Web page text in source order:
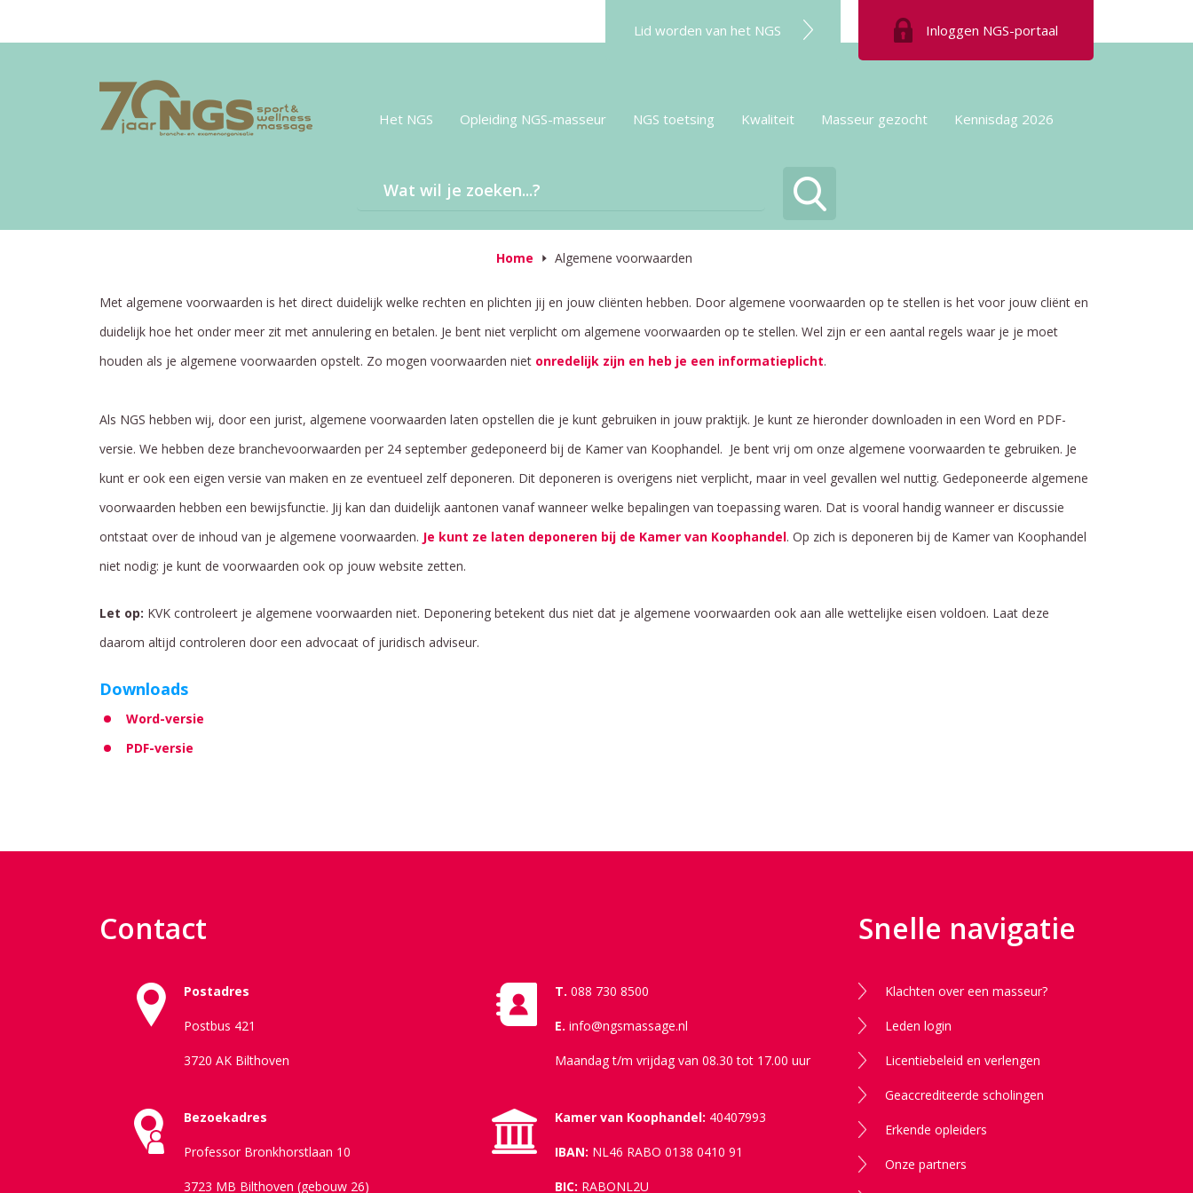
Lid worden van het NGS Inloggen NGS-portaal
Het NGS Opleiding NGS-masseur NGS toetsing Kwaliteit Masseur gezocht Kennisdag 2026
Home Algemene voorwaarden
Met algemene voorwaarden is het direct duidelijk welke rechten en plichten jij en jouw cliënten hebben. Door algemene voorwaarden op te stellen is het voor jouw cliënt en
duidelijk hoe het onder meer zit met annulering en betalen. Je bent niet verplicht om algemene voorwaarden op te stellen. Wel zijn er een aantal regels waar je je moet
houden als je algemene voorwaarden opstelt. Zo mogen voorwaarden niet onredelijk zijn en heb je een informatieplicht.
Als NGS hebben wij, door een jurist, algemene voorwaarden laten opstellen die je kunt gebruiken in jouw praktijk. Je kunt ze hieronder downloaden in een Word en PDF-
versie. We hebben deze branchevoorwaarden per 24 september gedeponeerd bij de Kamer van Koophandel. Je bent vrij om onze algemene voorwaarden te gebruiken. Je
kunt er ook een eigen versie van maken en ze eventueel zelf deponeren. Dit deponeren is overigens niet verplicht, maar in veel gevallen wel nuttig. Gedeponeerde algemene
voorwaarden hebben een bewijsfunctie. Jij kan dan duidelijk aantonen vanaf wanneer welke bepalingen van toepassing waren. Dat is vooral handig wanneer er discussie
ontstaat over de inhoud van je algemene voorwaarden. Je kunt ze laten deponeren bij de Kamer van Koophandel. Op zich is deponeren bij de Kamer van Koophandel
niet nodig: je kunt de voorwaarden ook op jouw website zetten.
Let op: KVK controleert je algemene voorwaarden niet. Deponering betekent dus niet dat je algemene voorwaarden ook aan alle wettelijke eisen voldoen. Laat deze
daarom altijd controleren door een advocaat of juridisch adviseur.
Downloads
Word-versie
PDF-versie
Contact
Postadres
Postbus 421
3720 AK Bilthoven
Bezoekadres
Professor Bronkhorstlaan 10
3723 MB Bilthoven (gebouw 26)
T. 088 730 8500
E. info@ngsmassage.nl
Maandag t/m vrijdag van 08.30 tot 17.00 uur
Kamer van Koophandel: 40407993
IBAN: NL46 RABO 0138 0410 91
BIC: RABONL2U
Snelle navigatie
Klachten over een masseur?
Leden login
Licentiebeleid en verlengen
Geaccrediteerde scholingen
Erkende opleiders
Onze partners